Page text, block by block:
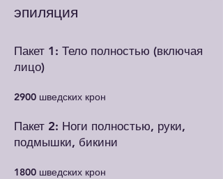
эпиляция
Пакет 1: Тело полностью (включая
лицо)
2900 шведских крон
Пакет 2: Ноги полностью, руки,
подмышки, бикини
1800 шведских крон